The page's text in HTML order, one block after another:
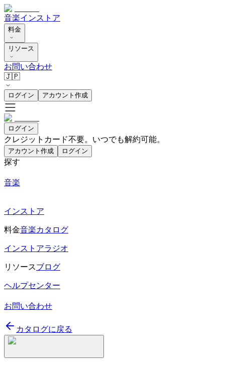
音楽インストア
料金
リソース
お問い合わせ
🇯🇵
ログイン アカウント作成
ログイン
クレジットカード不要。いつでも解約可能。
アカウント作成 ログイン
探す
音楽
インストア
料金音楽カタログ
インストアラジオ
リソースブログ
ヘルプセンター
お問い合わせ
カタログに戻る